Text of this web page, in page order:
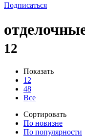
Подписаться
12
Показать
12
48
Все
Сортировать
По новизне
По популярности